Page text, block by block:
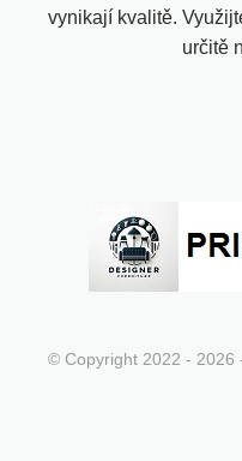
vynikají kvalitě.
určitě
© Copyright 2022 - 2026